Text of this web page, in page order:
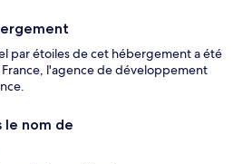
par étoiles de cet hébergement a été
l'agence de développement
le nom de